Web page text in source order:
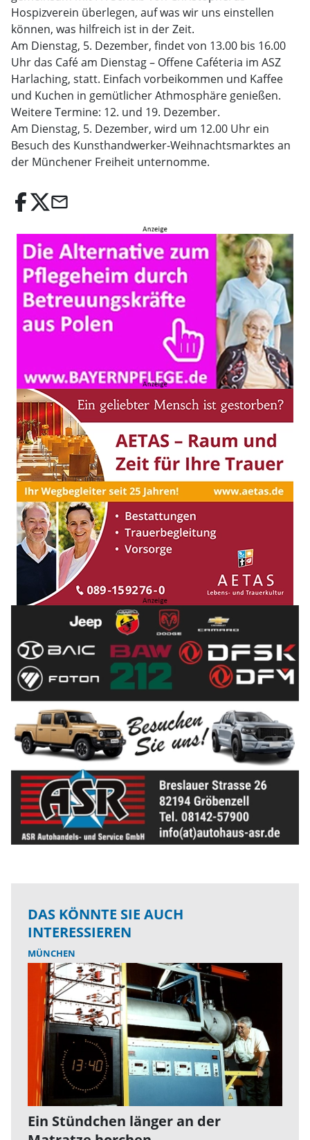
Hospizverein überlegen, auf was wir uns einstellen
können, was hilfreich ist in der Zeit.
Am Dienstag, 5. Dezember, findet von 13.00 bis 16.00
Uhr das Café am Dienstag – Offene Caféteria im ASZ
Harlaching, statt. Einfach vorbeikommen und Kaffee
und Kuchen in gemütlicher Athmosphäre genießen.
Weitere Termine: 12. und 19. Dezember.
Am Dienstag, 5. Dezember, wird um 12.00 Uhr ein
Besuch des Kunsthandwerker-Weihnachtsmarktes an
der Münchener Freiheit unternomme.
email
DAS KÖNNTE SIE AUCH
INTERESSIEREN
MÜNCHEN
Ein Stündchen länger an der